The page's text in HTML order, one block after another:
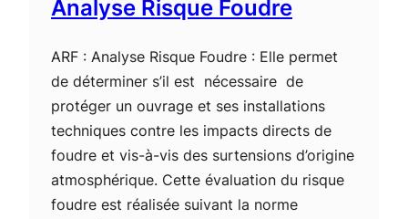
Analyse Risque Foudre
ARF : Analyse Risque Foudre : Elle permet
de déterminer s’il est nécessaire de
protéger un ouvrage et ses installations
techniques contre les impacts directs de
foudre et vis-à-vis des surtensions d’origine
atmosphérique. Cette évaluation du risque
foudre est réalisée suivant la norme